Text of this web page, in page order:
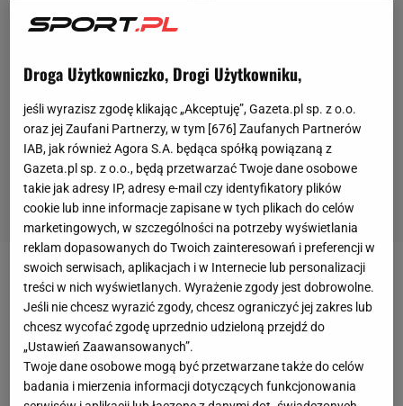
Robert Kubica nie jest obecny w ten weekend na
torze pod Barceloną podczas GP Hiszpanii Formuły
1. Polski kierowca udał się na tor Lausitzring,
znajdujący się zaledwie kilkadziesiątkilometrówod
polsko-niemieckiejgranicy, gdzie odbywa się druga
Droga Użytkowniczko, Drogi Użytkowniku,
jeśli wyrazisz zgodę klikając „Akceptuję”, Gazeta.pl sp. z o.o.
oraz jej Zaufani Partnerzy, w tym [676] Zaufanych Partnerów
IAB, jak również Agora S.A. będąca spółką powiązaną z
Gazeta.pl sp. z o.o., będą przetwarzać Twoje dane osobowe
takie jak adresy IP, adresy e-mail czy identyfikatory plików
cookie lub inne informacje zapisane w tych plikach do celów
marketingowych, w szczególności na potrzeby wyświetlania
reklam dopasowanych do Twoich zainteresowań i preferencji w
swoich serwisach, aplikacjach i w Internecie lub personalizacji
treści w nich wyświetlanych. Wyrażenie zgody jest dobrowolne.
Jeśli nie chcesz wyrazić zgody, chcesz ograniczyć jej zakres lub
chcesz wycofać zgodę uprzednio udzieloną przejdź do
„Ustawień Zaawansowanych”.
Twoje dane osobowe mogą być przetwarzane także do celów
badania i mierzenia informacji dotyczących funkcjonowania